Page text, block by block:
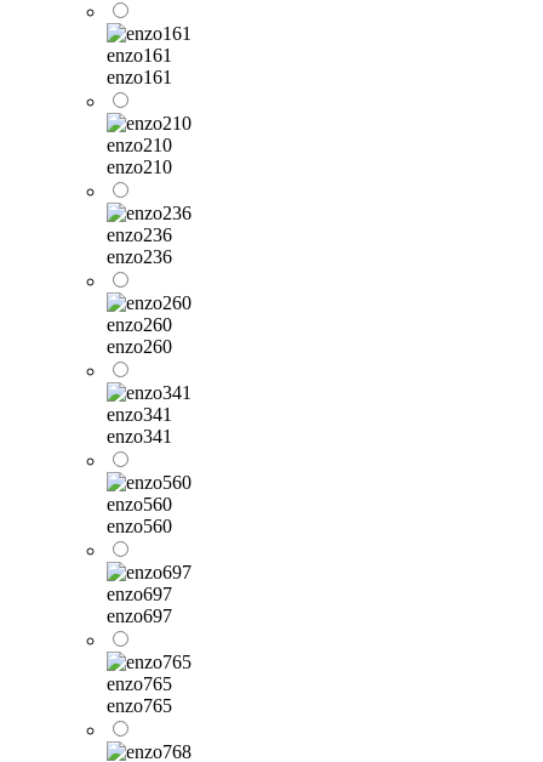
enzo161
enzo161
enzo210
enzo210
enzo236
enzo236
enzo260
enzo260
enzo341
enzo341
enzo560
enzo560
enzo697
enzo697
enzo765
enzo765